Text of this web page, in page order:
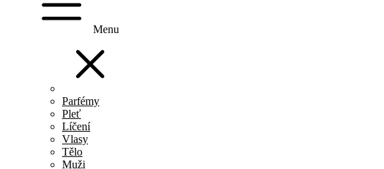
Menu
Parfémy
Pleť
Líčení
Vlasy
Tělo
Muži